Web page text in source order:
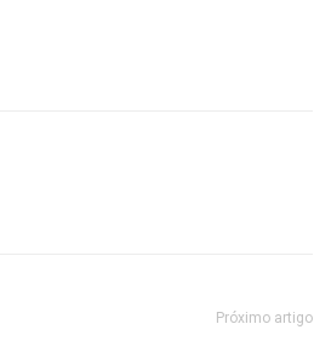
Próximo artigo